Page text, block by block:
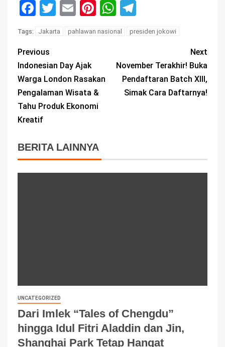
Facebook
Twitter
EmailPinterest
WhatsApp
Tags: Jakarta pahlawan nasional presiden jokowi
Previous
Indonesian Day Ajak
Warga London Rasakan
Pengalaman Wisata &
Tahu Produk Ekonomi
Kreatif
Next
November Terakhir! Buka
Pendaftaran Batch XIII,
Simak Cara Daftarnya!
BERITA LAINNYA
UNCATEGORIZED
Dari Imlek “Tales of Chengdu”
hingga Idul Fitri Aladdin dan Jin,
Shanghai Park Tetap Hangat